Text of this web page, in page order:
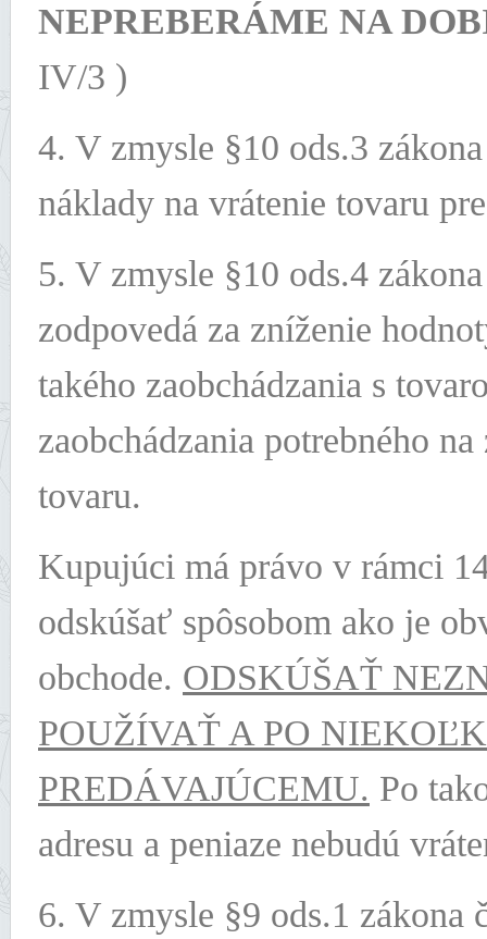
NEPREBERÁME NA
IV/3 )
4. V zmysle §10 ods.3
náklady na vrátenie tovaru
5. V zmysle §10 ods.4
zodpovedá za zníženie
takého zaobchádzania s
zaobchádzania potrebného
tovaru.
Kupujúci má právo v rámci
odskúšať spôsobom ako je
obchode. ODSKÚŠAŤ
POUŽÍVAŤ A PO
PREDÁVAJÚCEMU. Po
adresu a peniaze nebudú
6. V zmysle §9 ods.1 zákona